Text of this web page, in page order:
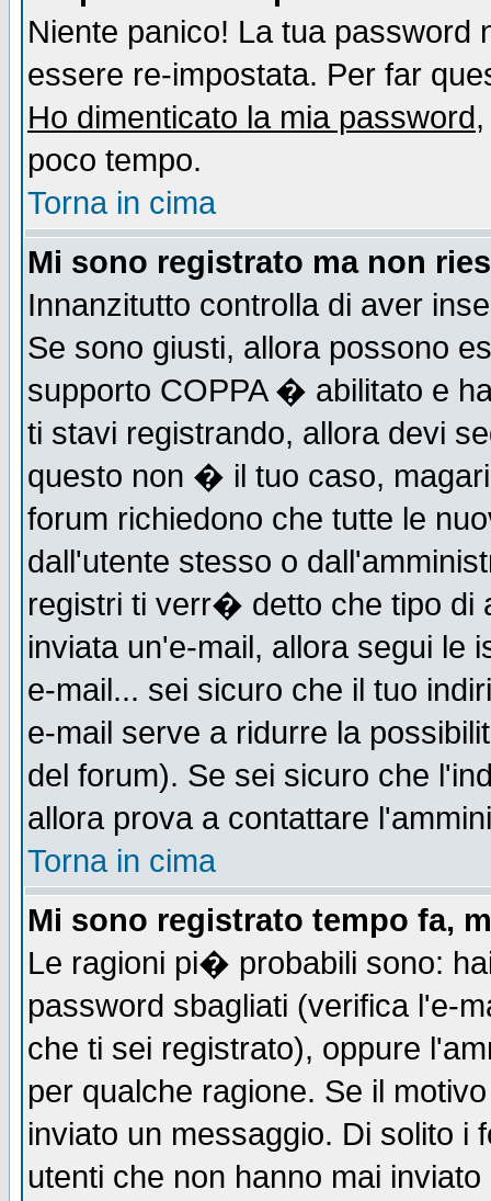
Niente panico! La tua
essere re-impostata. Per far
Ho dimenticato la mia password
poco tempo.
Torna in cima
Mi sono registrato ma non
Innanzitutto controlla di aver
Se sono giusti, allora possono
supporto COPPA � abilitato e
ti stavi registrando, allora devi
questo non � il tuo caso,
forum richiedono che tutte le
dall'utente stesso o
registri ti verr� detto che tipo
inviata un'e-mail, allora segui le
e-mail... sei sicuro che il tuo
e-mail serve a ridurre la
del forum). Se sei sicuro che
allora prova a contattare
Torna in cima
Mi sono registrato tempo fa,
Le ragioni pi� probabili sono:
password sbagliati (verifica l'e-
che ti sei registrato), oppure
per qualche ragione. Se il
inviato un messaggio. Di solito i
utenti che non hanno mai